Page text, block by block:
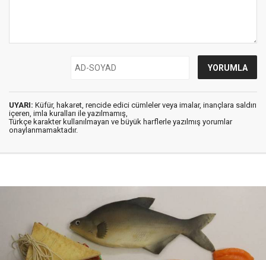
UYARI: Küfür, hakaret, rencide edici cümleler veya imalar, inançlara saldırı
içeren, imla kuralları ile yazılmamış,
Türkçe karakter kullanılmayan ve büyük harflerle yazılmış yorumlar
onaylanmamaktadır.